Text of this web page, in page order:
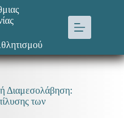
Διαμεσολάβηση:
των